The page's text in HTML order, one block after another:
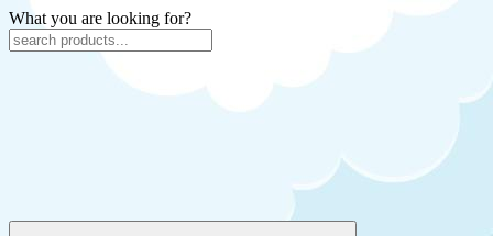
What you are looking for?